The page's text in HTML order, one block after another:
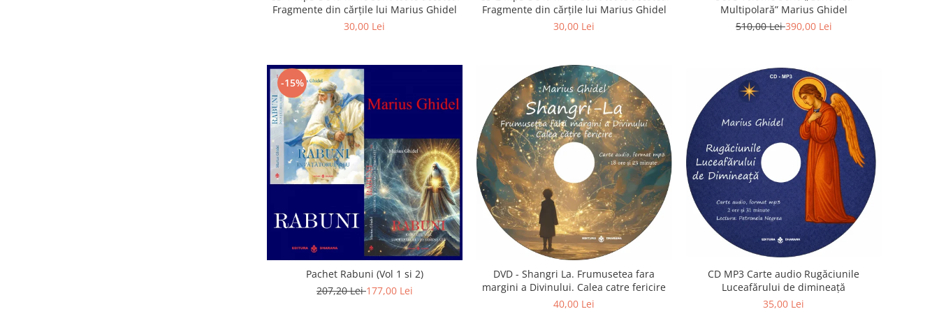
Fragmente din cărțile lui Marius Ghidel
30,00 Lei
Fragmente din cărțile lui Marius Ghidel
30,00 Lei
Multipolară” Marius Ghidel
510,00 Lei390,00 Lei
-15%
Pachet Rabuni (Vol 1 si 2)
207,20 Lei177,00 Lei
DVD - Shangri La. Frumusetea fara
margini a Divinului. Calea catre fericire
40,00 Lei
CD MP3 Carte audio Rugăciunile
Luceafărului de dimineață
35,00 Lei